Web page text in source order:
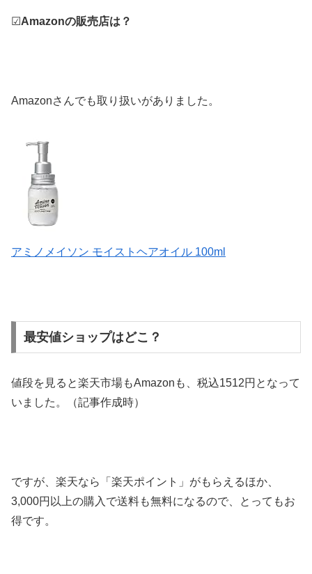
☑Amazonの販売店は？
Amazonさんでも取り扱いがありました。
アミノメイソン モイストヘアオイル 100ml
最安値ショップはどこ？
値段を見ると楽天市場もAmazonも、税込1512円となって
いました。（記事作成時）
ですが、楽天なら「楽天ポイント」がもらえるほか、
3,000円以上の購入で送料も無料になるので、とってもお
得です。